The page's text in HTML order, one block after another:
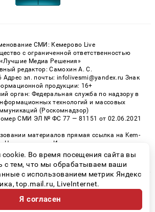
СМИ: Кемерово Live
с ограниченной ответственностью
«Лучшие Медиа Решения»
редактор: Самохин А. С.
Адрес эл. почты: infolivesmi@yandex.ru Знак
продукции: 16+
орган: Федеральная служба по надзору в
технологий и массовых
(Роскомнадзор)
СМИ ЭЛ № ФС 77 — 81151 от 02.06.2021
материалов прямая ссылка на Kem-
Цитирование в Интернете возможно только
письменного разрешения.
Live» | Все права защищены
категория сайта 16+
Во время посещения сайта вы
с тем, что мы обрабатываем ваши
с использованием метрик Яндекс
top.mail.ru, LiveInternet.
Я согласен